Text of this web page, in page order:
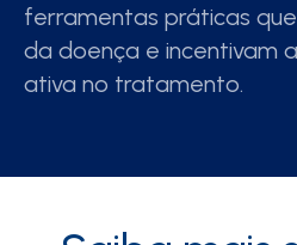
ferramentas práticas
da doença e incentivam
ativa no tratamento.